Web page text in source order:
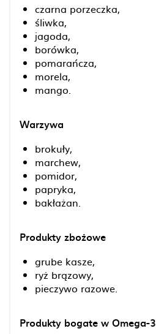
czarna porzeczka,
śliwka,
jagoda,
borówka,
pomarańcza,
morela,
mango.
Warzywa
brokuły,
marchew,
pomidor,
papryka,
bakłażan.
Produkty zbożowe
grube kasze,
ryż brązowy,
pieczywo razowe.
Produkty bogate w Omega-3